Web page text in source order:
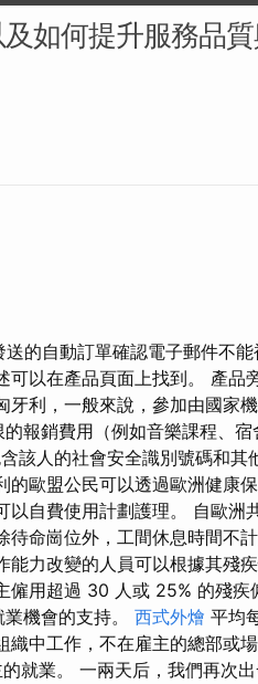
如何提升服務品
的自動訂單確認電子郵件不能
以在產品頁面上找到。 產品
利，一般來說，參加由國家
報銷費用（例如音樂課程、宿
該人的社會安全識別號碼和其
歐盟公民可以透過歐洲健康
自費使用計劃護理。 自歐洲
命崗位外，工間休息時間不計
力改變的人員可以根據其殘
僱用超過 30 人或 25% 的殘疾
機會的支持。 西式外燴 平均
中工作，不在雇主的總部或
就業。 一兩天后，我們再次